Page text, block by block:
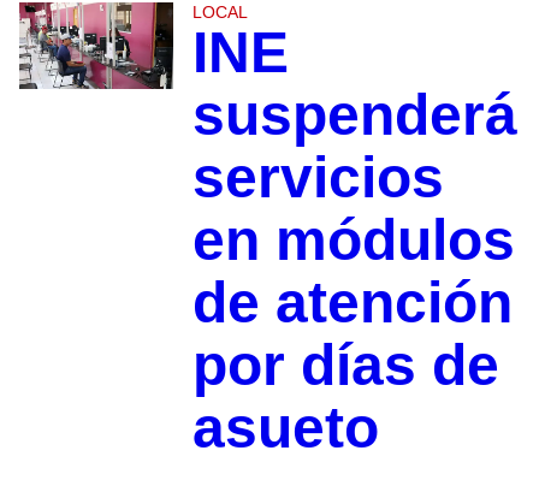
LOCAL
INE
suspenderá
servicios
en módulos
de atención
por días de
asueto